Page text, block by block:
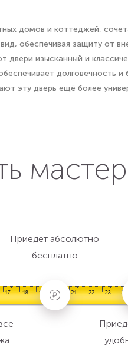
домов и коттеджей,
обеспечивая защиту от
изысканный и
долговечность
дверь ещё более
Приедет абсолютно
бесплатно